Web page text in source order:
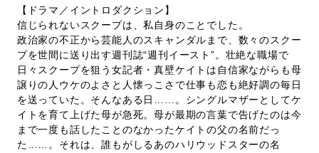
【ドラマ／イントロダクション】
信じられないスクープは、私自身のことでした。
政治家の不正から芸能人のスキャンダルまで、数々のスクー
プを世間に送り出す週刊誌“週刊イースト”。壮絶な職場で
日々スクープを狙う女記者・真壁ケイトは自信家ながらも母
譲りの人ウケのよさと人懐っこさで仕事も恋も絶好調の毎日
を送っていた。そんなある日……。シングルマザーとしてケ
イトを育て上げた母が急死。母が最期の言葉で告げたのは今
まで一度も話したことのなかったケイトの父の名前だっ
た……。それは、誰もがしるあのハリウッドスターの名